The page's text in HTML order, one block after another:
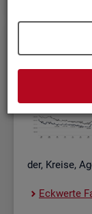
der, Krei­se,
Eck­wer­te